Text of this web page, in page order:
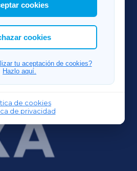
la elección de
permitir.
cookies
cookies
tu aceptación de cookies?
Hazlo aquí.
de cookies
de privacidad
ACORUÑAXA
FERROLXA